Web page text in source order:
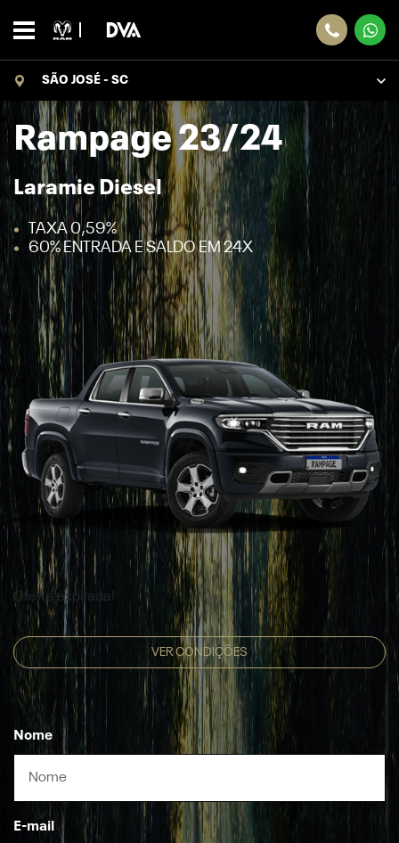
SÃO JOSÉ - SC
Rampage 23/24
Laramie Diesel
Oferta expirada!
TAXA 0,59%
60% ENTRADA E SALDO EM 24X
VER CONDIÇÕES
Nome
E-mail